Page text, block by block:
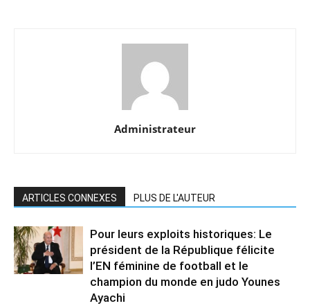
Administrateur
ARTICLES CONNEXES PLUS DE L'AUTEUR
Pour leurs exploits historiques: Le
président de la République félicite
l’EN féminine de football et le
champion du monde en judo Younes
Ayachi